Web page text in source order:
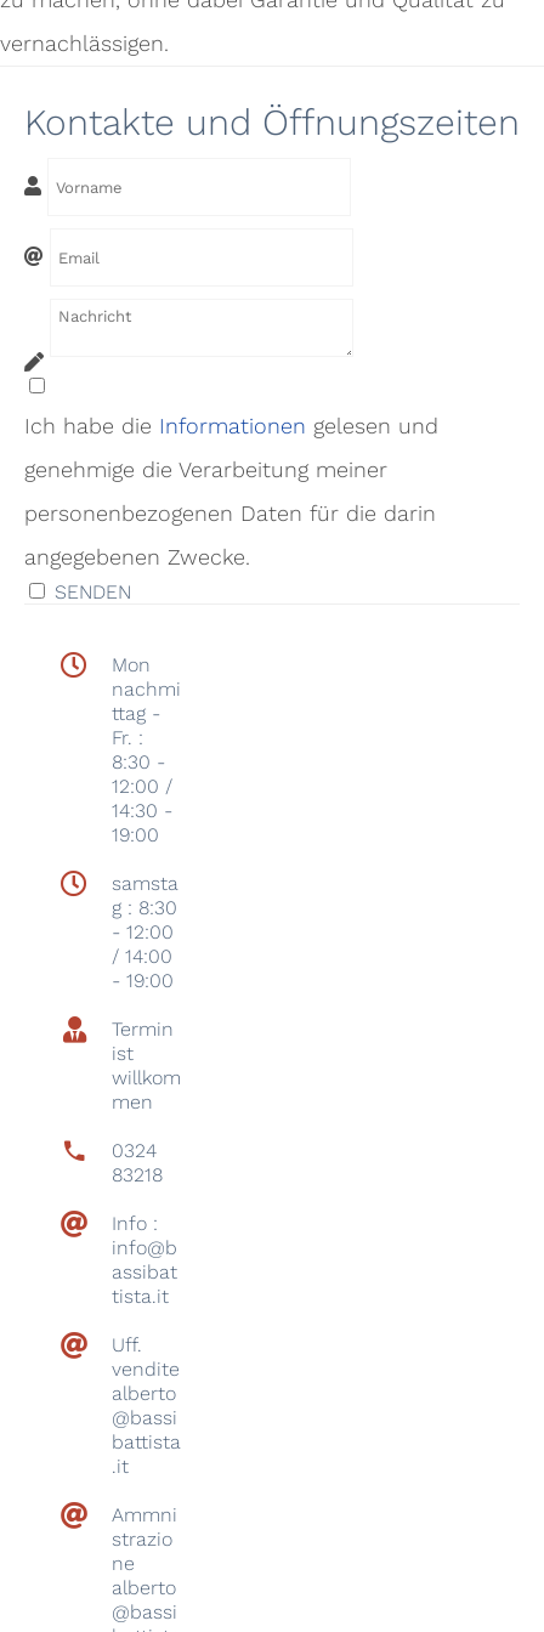
vernachlässigen.
Kontakte und Öffnungszeiten
Ich habe die Informationen gelesen und
genehmige die Verarbeitung meiner
personenbezogenen Daten für die darin
angegebenen Zwecke.
SENDEN
Mon
nachmi
ttag -
Fr. :
8:30 -
12:00 /
14:30 -
19:00
samsta
g : 8:30
- 12:00
/ 14:00
- 19:00
Termin
ist
willkom
men
0324
83218
Info :
info@b
assibat
tista.it
Uff.
vendite
alberto
@bassi
battista
.it
Ammni
strazio
ne
alberto
@bassi